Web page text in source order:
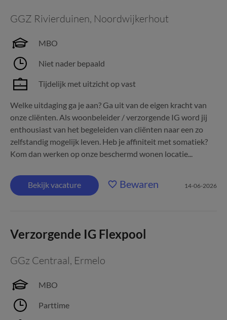
GGZ Rivierduinen, Noordwijkerhout
MBO
Niet nader bepaald
Tijdelijk met uitzicht op vast
Welke uitdaging ga je aan? Ga uit van de eigen kracht van
onze cliënten. Als woonbeleider / verzorgende IG word jij
enthousiast van het begeleiden van cliënten naar een zo
zelfstandig mogelijk leven. Heb je affiniteit met somatiek?
Kom dan werken op onze beschermd wonen locatie...
Bekijk vacature Bewaren 14-06-2026
Verzorgende IG Flexpool
GGz Centraal, Ermelo
MBO
Parttime